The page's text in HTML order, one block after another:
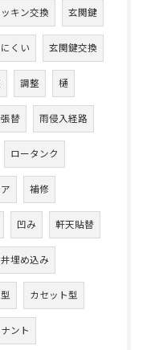
キン交換 玄関鍵
くい 玄関鍵交換
調整 樋
替 雨侵入経路
ロータンク
補修
凹み 軒天貼替
埋め込み
カセット型
ント